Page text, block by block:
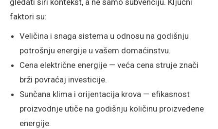
gledati širi kontekst, a ne samo subvenciju. Ključni
faktori su:
Veličina i snaga sistema u odnosu na godišnju
potrošnju energije u vašem domaćinstvu.
Cena električne energije — veća cena struje znači
brži povraćaj investicije.
Sunčana klima i orijentacija krova — efikasnost
proizvodnje utiče na godišnju količinu proizvedene
energije.